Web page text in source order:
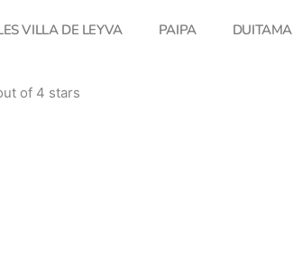
VILLA DE LEYVA PAIPA DUITAMA